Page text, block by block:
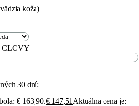
koža)
CLOVY
30 dní:
€ 163,90.€ 147,51 Aktuálna cena je: